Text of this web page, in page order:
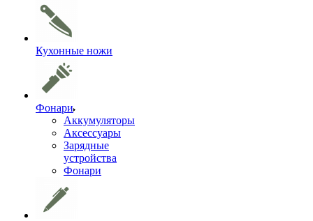
Кухонные ножи
Фонари
Аккумуляторы
Аксессуары
Зарядные
устройства
Фонари